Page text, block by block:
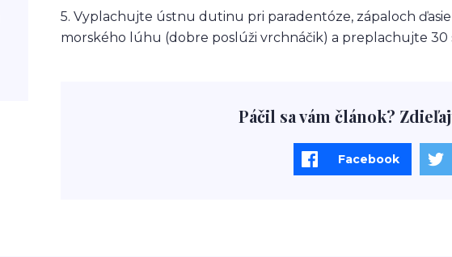
5. Vyplachujte ústnu dutinu pri paradentóze, zápaloch
morského lúhu (dobre poslúži vrchnáčik) a preplachujte 30
Páčil sa vám článok?
Facebook